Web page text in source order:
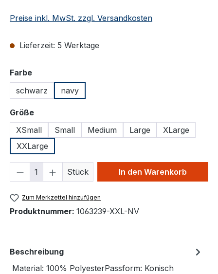
Preise inkl. MwSt. zzgl. Versandkosten
Lieferzeit: 5 Werktage
Farbeauswählen
schwarz
navy
Größeauswählen
XSmall
Small Medium Large
XLarge
XXLarge
Produkt Anzahl: Gib den
Stück In den Warenkorb
Zum Merkzettel hinzufügen
Produktnummer: 1063239-XXL-NV
Beschreibung
Material: 100% PolyesterPassform: Konisch